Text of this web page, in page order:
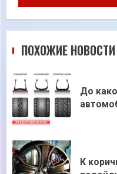
ПОХОЖИЕ НОВОСТИ
До
К